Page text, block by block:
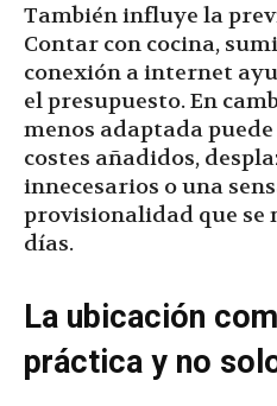
También influye la
Contar con cocina,
conexión a internet
el presupuesto. En
menos adaptada
costes añadidos,
innecesarios o una
provisionalidad que se
días.
La ubicación
práctica y no